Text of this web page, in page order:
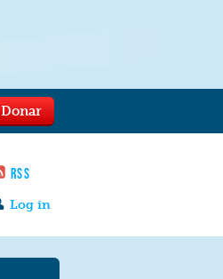
RSS
Log in
Donar